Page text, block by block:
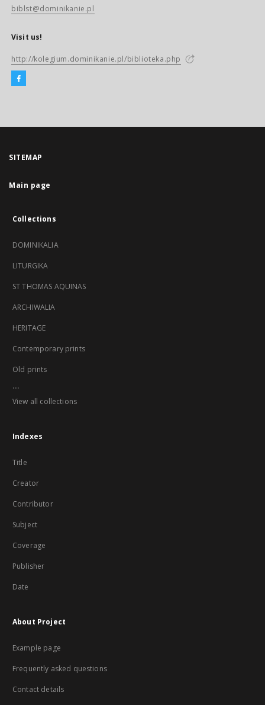
biblst@dominikanie.pl
Visit us!
http://kolegium.dominikanie.pl/biblioteka.php
SITEMAP
Main page
Collections
DOMINIKALIA
LITURGIKA
ST THOMAS AQUINAS
ARCHIWALIA
HERITAGE
Contemporary prints
Old prints
...
View all collections
Indexes
Title
Creator
Contributor
Subject
Coverage
Publisher
Date
About Project
Example page
Frequently asked questions
Contact details